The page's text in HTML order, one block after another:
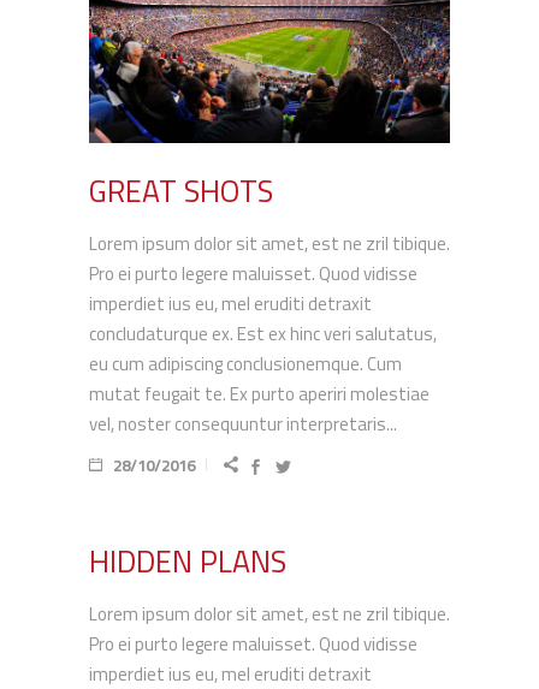
GREAT SHOTS
Lorem ipsum dolor sit amet, est ne zril tibique.
Pro ei purto legere maluisset. Quod vidisse
imperdiet ius eu, mel eruditi detraxit
concludaturque ex. Est ex hinc veri salutatus,
eu cum adipiscing conclusionemque. Cum
mutat feugait te. Ex purto aperiri molestiae
vel, noster consequuntur interpretaris...
28/10/2016
HIDDEN PLANS
Lorem ipsum dolor sit amet, est ne zril tibique.
Pro ei purto legere maluisset. Quod vidisse
imperdiet ius eu, mel eruditi detraxit